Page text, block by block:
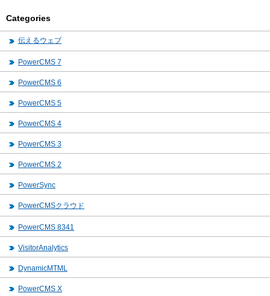
Categories
伝えるウェブ
PowerCMS 7
PowerCMS 6
PowerCMS 5
PowerCMS 4
PowerCMS 3
PowerCMS 2
PowerSync
PowerCMSクラウド
PowerCMS 8341
VisitorAnalytics
DynamicMTML
PowerCMS X